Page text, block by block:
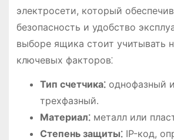
электросети, который
безопасность и удобство
выборе ящика стоит учитывать
ключевых факторов⁚
Тип счетчика⁚однофазный
трехфазный․
Материал⁚металл или
Степень защиты⁚IP-код,